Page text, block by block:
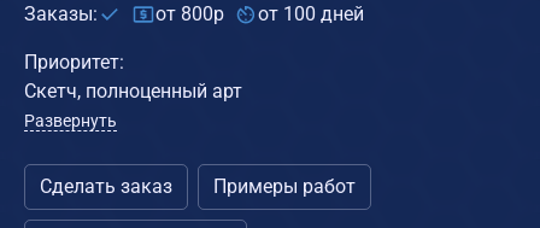
Заказы: от 800р от 100 дней
Приоритет:
Скетч, полноценный арт
Развернуть
Сделать заказ Примеры работ